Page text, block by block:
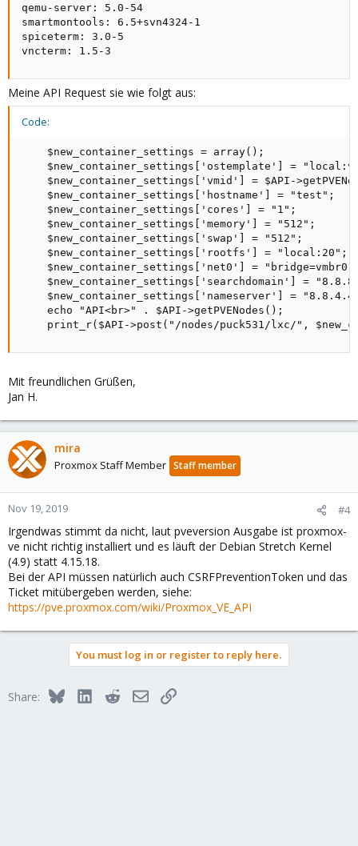
qemu-server: 5.0-54
smartmontools: 6.5+svn4324-1
spiceterm: 3.0-5
vncterm: 1.5-3
Meine API Request sie wie folgt aus:
Code:
    $new_container_settings = array();
$new_container_settings['ostemplate'] =
$new_container_settings['vmid'] = $API-
    $new_container_settings['hostname'] = "test";
    $new_container_settings['cores'] = "1";
    $new_container_settings['memory'] = "512";
    $new_container_settings['swap'] = "512";
    $new_container_settings['rootfs'] = "local:20";
$new_container_settings['net0'] =
$new_container_settings['searchdomain'] =
$new_container_settings['nameserver'] =
    echo "API<br>" . $API->getPVENodes();
print_r($API->post("/nodes/puck531/lxc/",
Mit freundlichen Grüßen,
Jan H.
mira
Proxmox Staff Member Staff member
Nov 19, 2019 #4
Irgendwas stimmt da nicht, laut pveversion Ausgabe ist proxmox-
ve nicht richtig installiert und es läuft der Debian Stretch Kernel
(4.9) statt 4.15.18.
Bei der API müssen natürlich auch CSRFPreventionToken und das
Ticket mitübergeben werden, siehe:
https://pve.proxmox.com/wiki/Proxmox_VE_API
You must log in or register to reply here.
Share: BlueskyLinkedInRedditEmailLink